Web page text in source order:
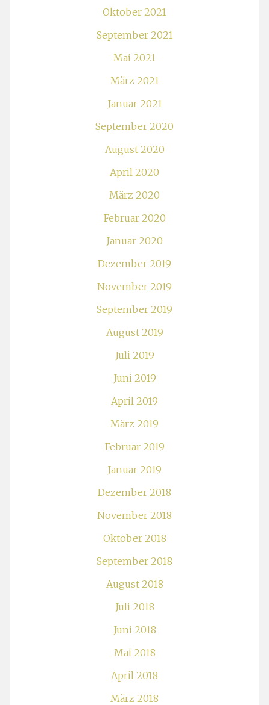
Oktober 2021
September 2021
Mai 2021
März 2021
Januar 2021
September 2020
August 2020
April 2020
März 2020
Februar 2020
Januar 2020
Dezember 2019
November 2019
September 2019
August 2019
Juli 2019
Juni 2019
April 2019
März 2019
Februar 2019
Januar 2019
Dezember 2018
November 2018
Oktober 2018
September 2018
August 2018
Juli 2018
Juni 2018
Mai 2018
April 2018
März 2018